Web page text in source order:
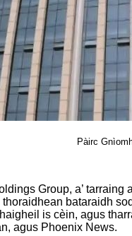
Pàirc
Group, a’
bataraidh
is cèin, agus
agus Phoenix News.